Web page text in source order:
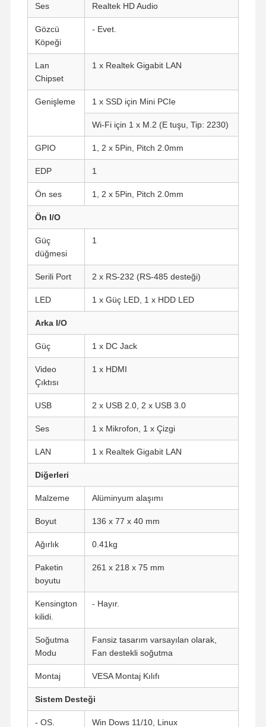
Ana Sayfa Ürünler Hakkımızda
Kalite Kontrol Bize Ulaşın
Şimdi
Konuşalım.
1U Raf Montajlı PC
POE Mini PC
NAS Mini PC
Core Mini PC
Ofis Mini Bilgisayarı
Ses Realtek HD Audio
Gözcü
Köpeği
- Evet.
Lan
Chipset
1 x Realtek Gigabit LAN
Genişleme 1 x SSD için Mini PCIe
Wi-Fi için 1 x M.2 (E tuşu, Tip: 2230)
GPIO 1, 2 x 5Pin, Pitch 2.0mm
EDP 1
Ön ses 1, 2 x 5Pin, Pitch 2.0mm
Ön I/O
Güç
düğmesi
1
Serili Port 2 x RS-232 (RS-485 desteği)
LED 1 x Güç LED, 1 x HDD LED
Arka I/O
Güç 1 x DC Jack
Video
Çıktısı
1 x HDMI
USB 2 x USB 2.0, 2 x USB 3.0
Ses 1 x Mikrofon, 1 x Çizgi
LAN 1 x Realtek Gigabit LAN
Diğerleri
Malzeme Alüminyum alaşımı
Boyut 136 x 77 x 40 mm
Ağırlık 0.41kg
Paketin
boyutu
261 x 218 x 75 mm
Kensington
kilidi.
- Hayır.
Soğutma
Modu
Fansiz tasarım varsayılan olarak,
Fan destekli soğutma
Montaj VESA Montaj Kılıfı
Sistem Desteği
- OS. Win Dows 11/10, Linux